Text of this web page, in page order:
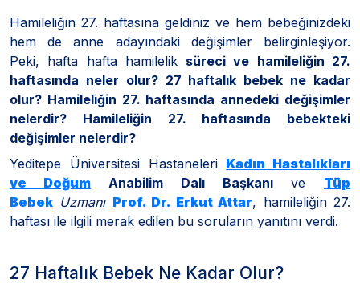
Hamileliğin 27. haftasına geldiniz ve hem bebeğinizdeki
hem de anne adayındaki değişimler belirginleşiyor.
Peki, hafta hafta hamilelik süreci ve hamileliğin 27.
haftasında neler olur? 27 haftalık bebek ne kadar
olur? Hamileliğin 27. haftasında annedeki değişimler
nelerdir? Hamileliğin 27. haftasında bebekteki
değişimler nelerdir?
Yeditepe Üniversitesi Hastaneleri Kadın Hastalıkları
ve Doğum Anabilim Dalı Başkanı ve Tüp
Bebek Uzmanı Prof. Dr. Erkut Attar, hamileliğin 27.
haftası ile ilgili merak edilen bu soruların yanıtını verdi.
27 Haftalık Bebek Ne Kadar Olur?